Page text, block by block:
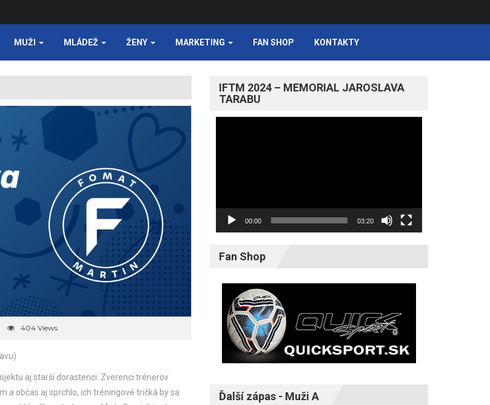
MUŽI MLÁDEŽ ŽENY MARKETING FAN SHOP KONTAKTY
404 Views
aj starší dorastenci. Zverenci trénerov
a občas aj spŕchlo, ich tréningové tričká by sa
IFTM 2024 – MEMORIAL JAROSLAVA
TARABU
00:00 03:20
Fan Shop
Ďalší zápas - Muži A